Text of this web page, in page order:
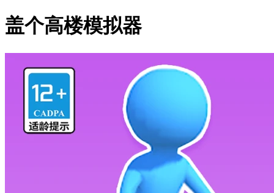
盖个高楼模拟器